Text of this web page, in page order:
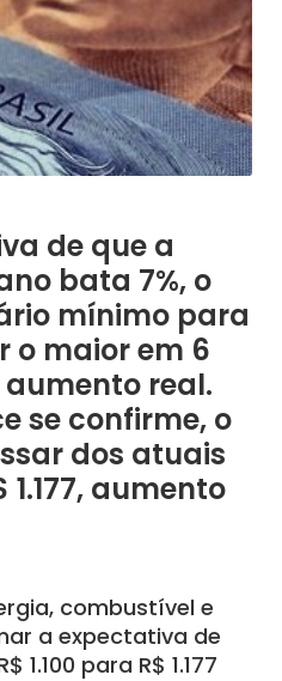
de que a
bata 7%, o
mínimo para
o maior em 6
real.
se confirme, o
dos atuais
1.177, aumento
combustível e
a expectativa de
1.100 para R$ 1.177